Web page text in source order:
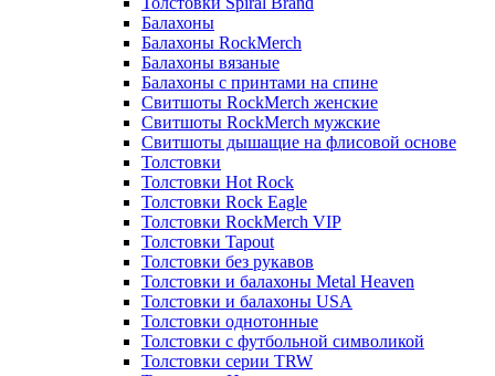
Балахоны
Балахоны RockMerch
Балахоны вязаные
Балахоны с принтами на спине
Свитшоты RockMerch женские
Свитшоты RockMerch мужские
Свитшоты дышащие на флисовой основе
Толстовки
Толстовки Hot Rock
Толстовки Rock Eagle
Толстовки RockMerch VIP
Толстовки Tapout
Толстовки без рукавов
Толстовки и балахоны Metal Heaven
Толстовки и балахоны USA
Толстовки однотонные
Толстовки с футбольной символикой
Толстовки серии TRW